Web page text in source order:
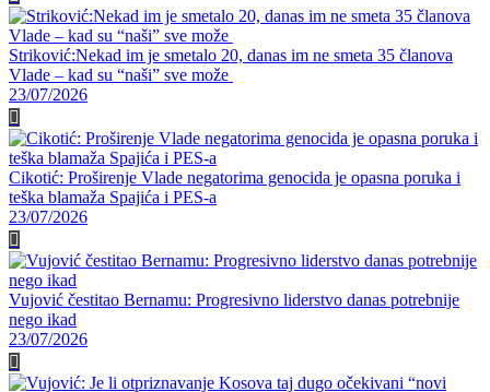
Striković:Nekad im je smetalo 20, danas im ne smeta 35 članova
Vlade – kad su “naši” sve može
23/07/2026
Cikotić: Proširenje Vlade negatorima genocida je opasna poruka i
teška blamaža Spajića i PES-a
23/07/2026
Vujović čestitao Bernamu: Progresivno liderstvo danas potrebnije
nego ikad
23/07/2026